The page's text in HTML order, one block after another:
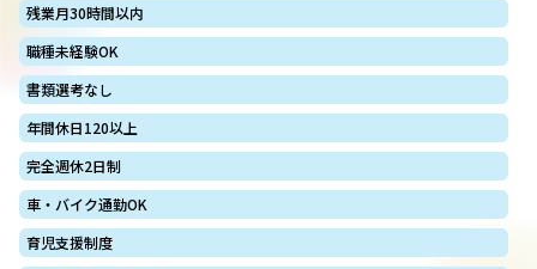
残業月30時間以内
職種未経験OK
書類選考なし
年間休日120以上
完全週休2日制
車・バイク通勤OK
育児支援制度